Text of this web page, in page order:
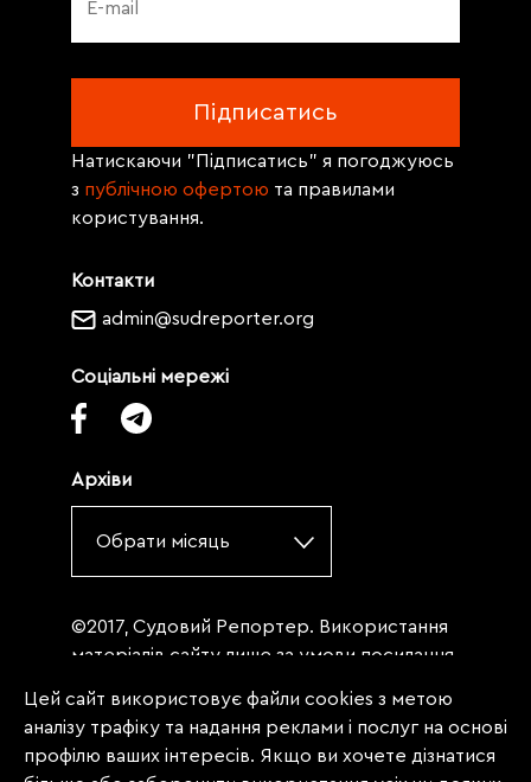
Контакти
admin@sudreporter.org
Соціальні мережі
Архіви
Обрати місяць
Натискаючи "Підписатись" я погоджуюсь
з публічною офертою та правилами
користування.
©2017, Судовий Репортер. Використання
матеріалів сайту лише за умови посилання
«Судовий репортер» не нижче третього
абзацу. Матеріали, щодо яких міститься
заборона на повну републікацію
Цей сайт використовує файли cookies з метою
аналізу трафіку та надання реклами і послуг на основі
профілю ваших інтересів. Якщо ви хочете дізнатися